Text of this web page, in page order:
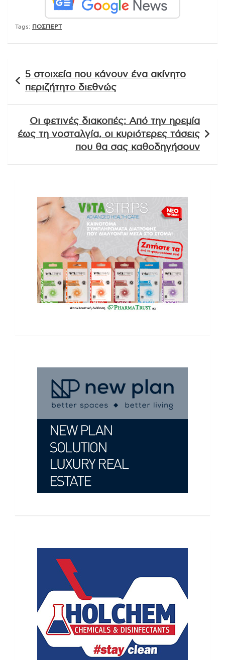
Tags: ΠΟΣΠΕΡΤ
άρθρων
5 στοιχεία που κάνουν ένα ακίνητο
περιζήτητο διεθνώς
Οι φετινές διακοπές: Από την ηρεμία
έως τη νοσταλγία, οι κυριότερες τάσεις
που θα σας καθοδηγήσουν